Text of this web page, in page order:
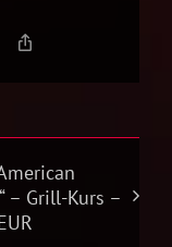
– Grill-Kurs –